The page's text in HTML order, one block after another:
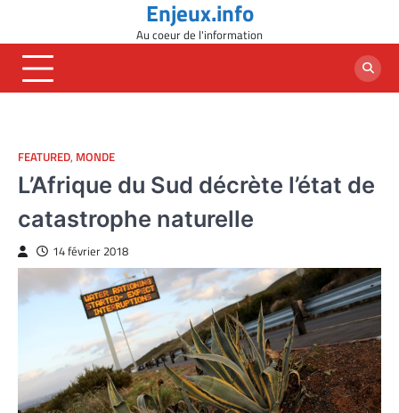
content
Enjeux.info
Au coeur de l'information
FEATURED, MONDE
L’Afrique du Sud décrète l’état de
catastrophe naturelle
14 février 2018